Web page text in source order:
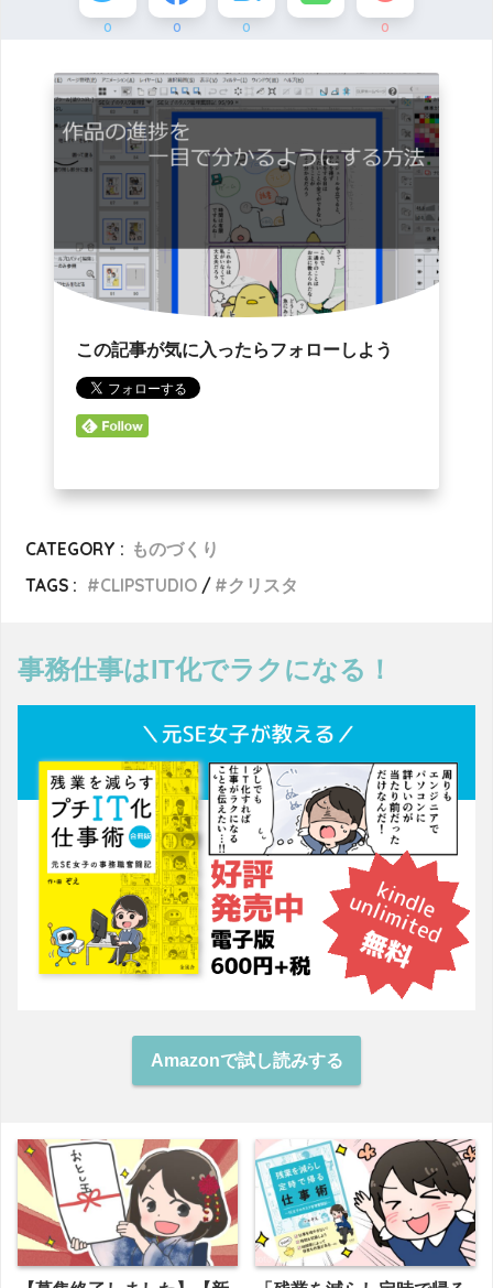
0 0 0 0
この記事が気に入ったらフォローしよう
CATEGORY : ものづくり
TAGS :
CLIPSTUDIO クリスタ
事務仕事はIT化でラクになる！
Amazonで試し読みする